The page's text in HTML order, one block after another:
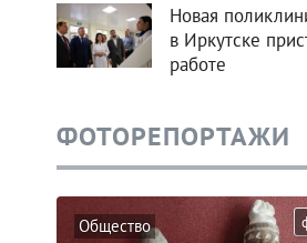
Новая
в Иркутске
работе
ФОТОРЕПОРТАЖИ
Общество